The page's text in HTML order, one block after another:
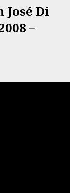
José Di
–